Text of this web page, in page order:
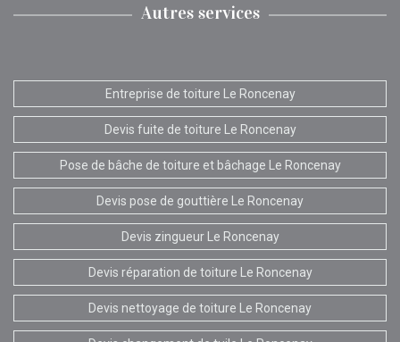
Autres services
Entreprise de toiture Le Roncenay
Devis fuite de toiture Le Roncenay
Pose de bâche de toiture et bâchage Le Roncenay
Devis pose de gouttière Le Roncenay
Devis zingueur Le Roncenay
Devis réparation de toiture Le Roncenay
Devis nettoyage de toiture Le Roncenay